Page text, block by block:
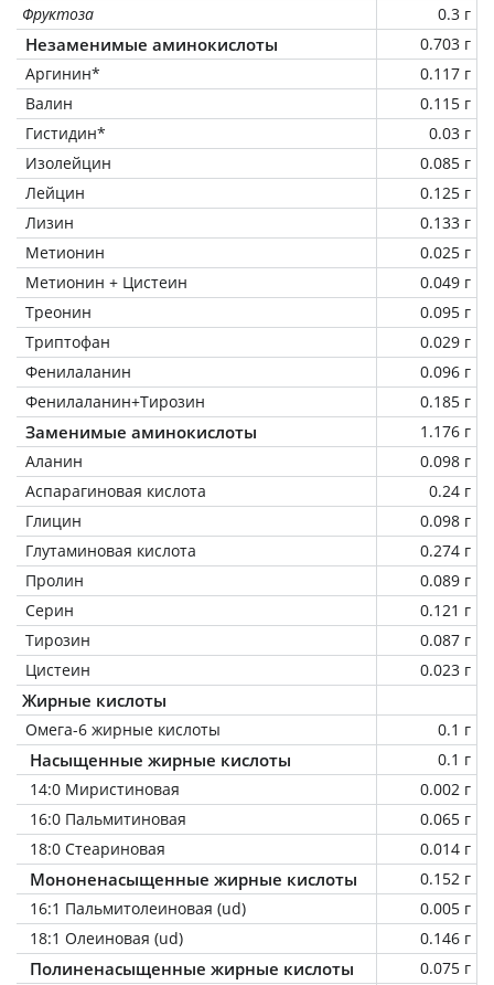
Фруктоза
0.3 г
Незаменимые аминокислоты
0.703 г
Аргинин*
0.117 г
Валин
0.115 г
Гистидин*
0.03 г
Изолейцин
0.085 г
Лейцин
0.125 г
Лизин
0.133 г
Метионин
0.025 г
Метионин + Цистеин
0.049 г
Треонин
0.095 г
Триптофан
0.029 г
Фенилаланин
0.096 г
Фенилаланин+Тирозин
0.185 г
Заменимые аминокислоты
1.176 г
Аланин
0.098 г
Аспарагиновая кислота
0.24 г
Глицин
0.098 г
Глутаминовая кислота
0.274 г
Пролин
0.089 г
Серин
0.121 г
Тирозин
0.087 г
Цистеин
0.023 г
Жирные кислоты
Омега-6 жирные кислоты 0.1 г
Насыщенные жирные кислоты
0.1 г
14:0 Миристиновая
0.002 г
16:0 Пальмитиновая
0.065 г
18:0 Стеариновая
0.014 г
Мононенасыщенные жирные кислоты
0.152 г
16:1 Пальмитолеиновая (ud)
0.005 г
18:1 Олеиновая (ud)
0.146 г
Полиненасыщенные жирные кислоты
0.075 г